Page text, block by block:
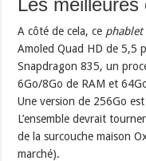
A côté de cela, ce phablet
Amoled Quad HD de 5,5
Snapdragon 835, un
6Go/8Go de RAM et
Une version de 256Go
L’ensemble devrait
de la surcouche maison
marché).